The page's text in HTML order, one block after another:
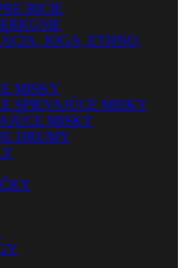
BICIE
JOGA, ETHNO,
MISKY
SPIEVAJÚCE MISKY
MISKY
DRUMY